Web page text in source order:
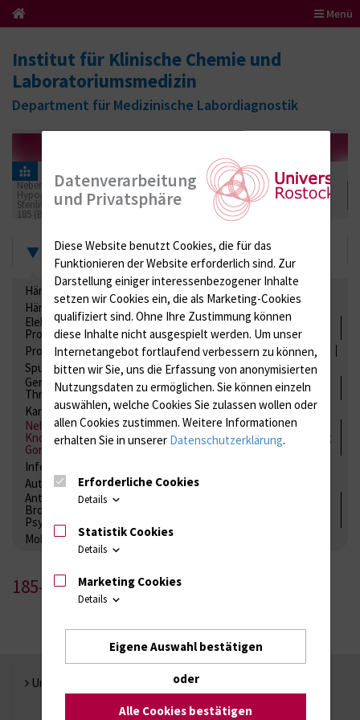
Menü
Institut für Klinische Chemie und
Laboratoriumsmedizin
Department für Medizinische Labordiagnostik
Ringversuchszertifikate
Nebenniere / Niere; Nebenschilddrüse ( Ca-Stoffwechsel / Knochen;
Hypophyse / Wachstum; Gestroinaltrakt / Vitamine; Gonaden / Zyklus /
Sterilität
185 (Biogene Amine im Plasma)
Zertifikate
Hämatologie / Anämie
Retikulozyten
Hämoglobinelektrophorese
Liquordiagnostik
Elektrolyte, Enzyme, Substrate, Metabolite, Blutalkohol,
Proteine
Proteine
Lipide / Lipoproteine Niere / Harnwege
Stuhl
Spurenelemente
Säuren-Basen-Status
Gerinnung / Gerinnungsaktivierung / Gerinnungsfaktoren /
Thrombozytenfunktion / Antikoagulation
Kardiale Marker
Tumormarker
Interleukine
Nebenniere / Niere; Nebenschilddrüse ( Ca-Stoffwechsel /
Knochen; Hypophyse / Wachstum; Gestroinaltrakt / Vitamine;
Gonaden / Zyklus / Sterilität
Infektionsserologie
Autoimmundiagnostik
Antibiotika, Zystostatika, Immunsuppressiva, Amaleptika,
Bronchospasmolytika, Antiepileptika, Kardiaka,
Psychpharmaka
Molekulare Diagnostik
185-1
Universität Rostock
Datenverarbeitung
und Privatsphäre
Diese Website benutzt Cookies, die für das
Funktionieren der Website erforderlich sind. Zur
Darstellung einiger interessenbezogener Inhalte
setzen wir Cookies ein, die als Marketing-Cookies
qualifiziert sind. Ohne Ihre Zustimmung können
diese Inhalte nicht ausgespielt werden. Um unser
Internetangebot fortlaufend verbessern zu können,
bitten wir Sie, uns die Erfassung von anonymisierten
Nutzungsdaten zu ermöglichen. Sie können einzeln
auswählen, welche Cookies Sie zulassen wollen oder
allen Cookies zustimmen. Weitere Informationen
erhalten Sie in unserer Datenschutzerklärung.
Erforderliche Cookies
Details
Statistik Cookies
Details
Marketing Cookies
Details
Eigene Auswahl bestätigen
oder
Alle Cookies bestätigen